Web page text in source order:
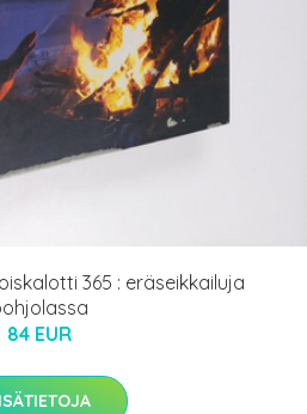
365 : eräseikkailuja
84 EUR